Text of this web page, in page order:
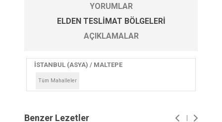
YORUMLAR
ELDEN TESLIMAT BÖLGELERI
AÇIKLAMALAR
İSTANBUL (ASYA) / MALTEPE
Tüm Mahalleler
Benzer Lezetler